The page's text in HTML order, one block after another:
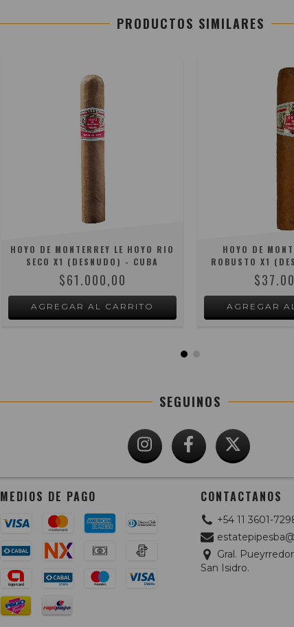
PRODUCTOS SIMILARES
HOYO DE MONTERREY LE HOYO RIO
SECO X1 (DESNUDO) - CUBA
$61.000,00
HOYO DE
ROBUSTO X1
SEGUINOS
MEDIOS DE PAGO CONTACTANOS
+54 11 3601-
Gral.
San Isidro.